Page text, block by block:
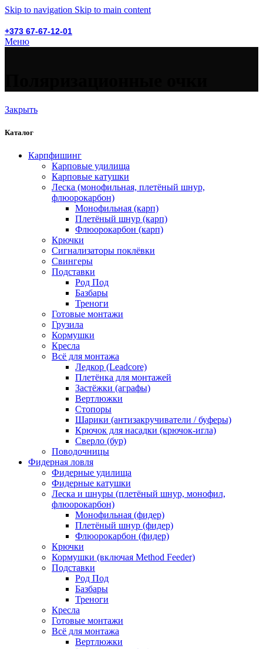
Skip to navigation Skip to main content
+373 67-67-12-01
Меню
Закрыть
Каталог
Карпфишинг
Карповые удилища
Карповые катушки
Леска (монофильная, плетёный шнур,
флюорокарбон)
Монофильная (карп)
Плетёный шнур (карп)
Флюорокарбон (карп)
Крючки
Сигнализаторы поклёвки
Свингеры
Подставки
Род Под
Базбары
Треноги
Готовые монтажи
Грузила
Кормушки
Кресла
Всё для монтажа
Ледкор (Leadcore)
Плетёнка для монтажей
Застёжки (аграфы)
Вертлюжки
Стопоры
Шарики (антизакручиватели / буферы)
Крючок для насадки (крючок-игла)
Сверло (бур)
Поводочницы
Фидерная ловля
Фидерные удилища
Фидерные катушки
Леска и шнуры (плетёный шнур, монофил,
флюорокарбон)
Монофильная (фидер)
Плетёный шнур (фидер)
Флюорокарбон (фидер)
Крючки
Кормушки (включая Method Feeder)
Подставки
Род Под
Базбары
Треноги
Кресла
Готовые монтажи
Всё для монтажа
Вертлюжки